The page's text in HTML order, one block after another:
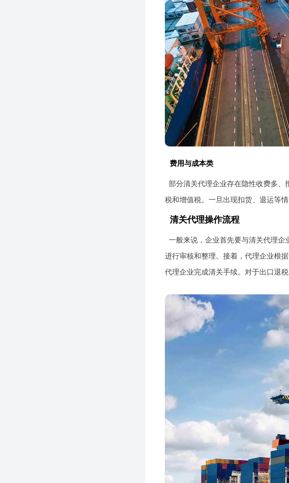
费用与成本类
部分清关代理企业存在隐性收费多、
税和增值税。一旦出现扣货、退运等
清关代理操作流程
一般来说，企业首先要与清关代理
进行审核和整理。接着，代理企业根
代理企业完成清关手续。对于出口退